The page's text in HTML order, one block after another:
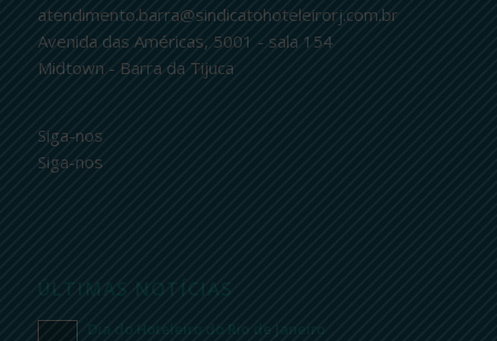
atendimento.barra@sindicatohoteleirorj.com.br
Avenida das Américas, 5001 - sala 154
Midtown - Barra da Tijuca
Siga-nos
Siga-nos
ÚLTIMAS NOTÍCIAS
Dia do Hoteleiro do Rio de Janeiro